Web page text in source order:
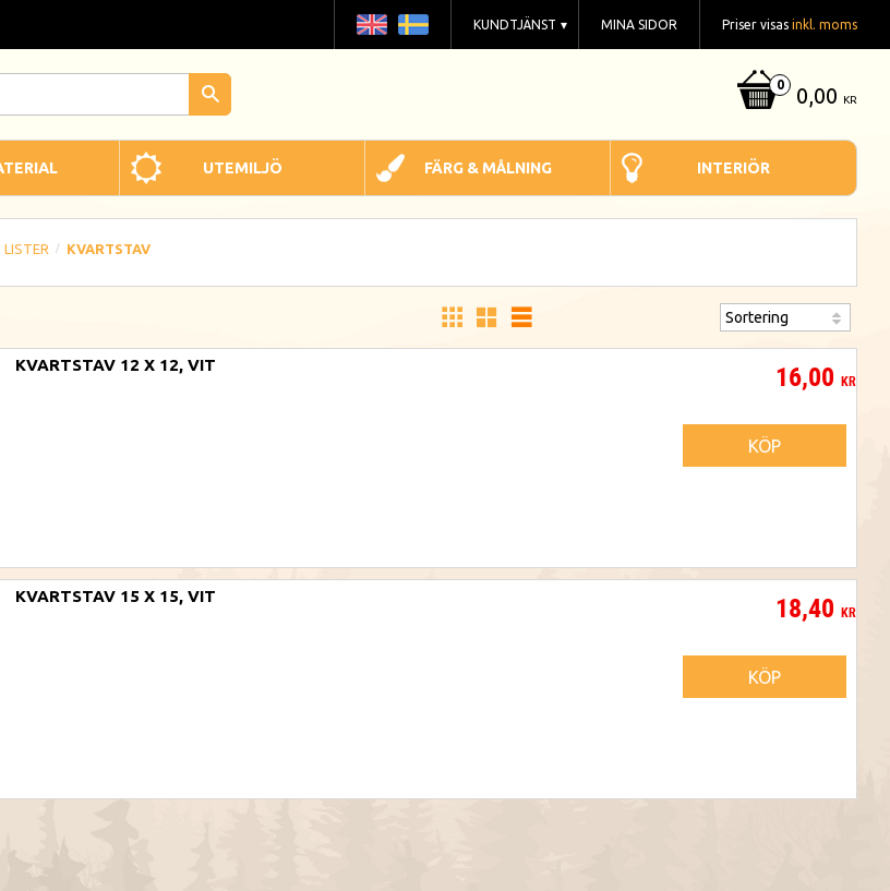
0,00 KR
Priser visas inkl. moms
MINA SIDOR
KUNDTJÄNST
UTEMILJÖ FÄRG & MÅLNING INTERIÖR
LISTER KVARTSTAV
KVARTSTAV 12 X 12, VIT 16,00 KR
KÖP
KVARTSTAV 15 X 15, VIT 18,40 KR
KÖP